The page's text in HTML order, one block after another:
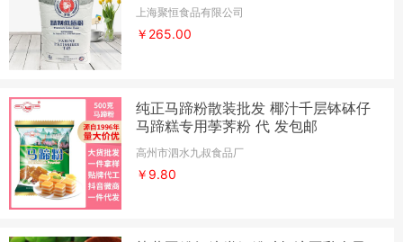
上海聚恒食品有限公司
￥265.00
纯正马蹄粉散装批发 椰汁千层钵砵仔
马蹄糕专用荸荠粉 代 发包邮
高州市泗水九叔食品厂
￥9.80